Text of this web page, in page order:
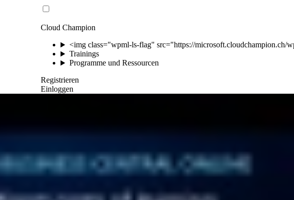
Cloud Champion
<img class="wpml-ls-flag" src="https://microsoft.cloudchampion.ch/
Trainings
Programme und Ressourcen
Registrieren
Einloggen